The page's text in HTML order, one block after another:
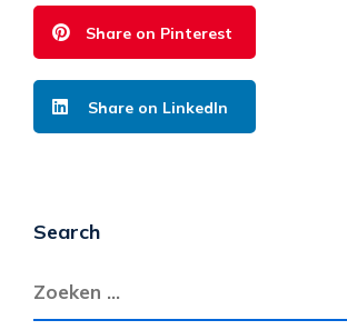
Share on Pinterest
Share on LinkedIn
Search